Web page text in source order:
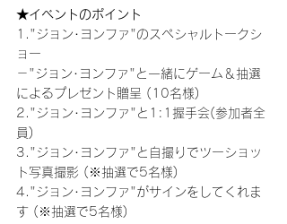
★イベントのポイント
1."ジョン･ヨンファ"のスペシャルトークシ
ョー
－"ジョン･ヨンファ"と一緒にゲーム＆抽選
によるプレゼント贈呈 (10名様)
2."ジョン･ヨンファ"と1:1握手会(参加者全
員)
3."ジョン･ヨンファ"と自撮りでツーショッ
ト写真撮影 (※抽選で5名様)
4."ジョン･ヨンファ"がサインをしてくれま
す (※抽選で5名様)